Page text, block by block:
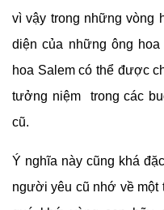
vì vậy trong những vòng
diện của những ông
hoa Salem có thể được
tưởng niệm trong các
cũ.
Ý nghĩa này cũng khá
người yêu cũ nhớ về